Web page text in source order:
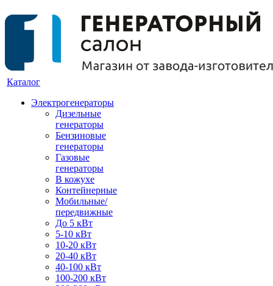
Каталог
Электрогенераторы
Дизельные
генераторы
Бензиновые
генераторы
Газовые
генераторы
В кожухе
Контейнерные
Мобильные/
передвижные
До 5 кВт
5-10 кВт
10-20 кВт
20-40 кВт
40-100 кВт
100-200 кВт